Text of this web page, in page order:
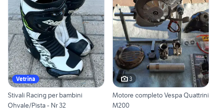
Vetrina
Stivali Racing per bambini
Ohvale/Pista - Nr 32
3
Motore completo Vespa Quattrini
M200